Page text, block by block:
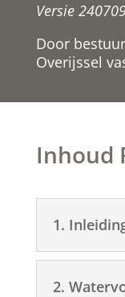
Versie
Door
Overijssel
Inhoud
1.
2.